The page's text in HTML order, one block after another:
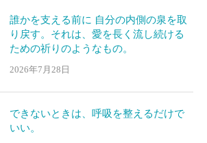
誰かを支える前に 自分の内側の泉を取
り戻す。それは、愛を長く流し続ける
ための祈りのようなもの。
2026年7月28日
できないときは、呼吸を整えるだけで
いい。